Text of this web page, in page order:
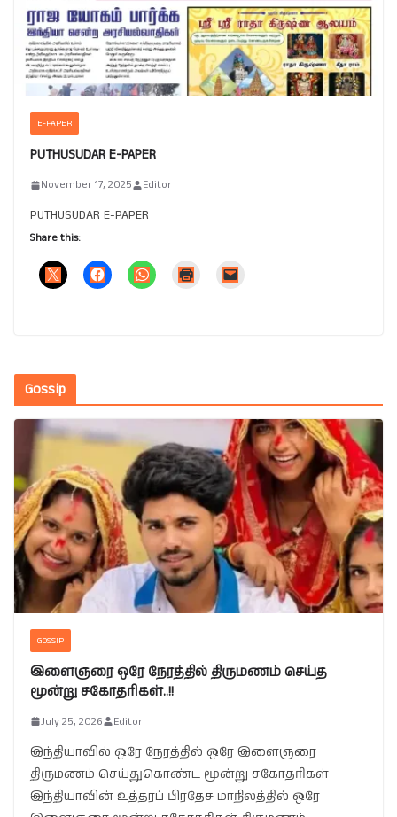
E-PAPER
PUTHUSUDAR E-PAPER
November 17, 2025 Editor
PUTHUSUDAR E-PAPER
Share this:
Gossip
GOSSIP
இளைஞரை ஒரே நேரத்தில் திருமணம் செய்த
மூன்று சகோதரிகள்..!!
July 25, 2026 Editor
இந்தியாவில் ஒரே நேரத்தில் ஒரே இளைஞரை
திருமணம் செய்துகொண்ட மூன்று சகோதரிகள்
இந்தியாவின் உத்தரப் பிரதேச மாநிலத்தில் ஒரே